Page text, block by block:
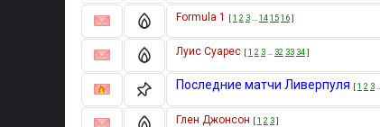
Formula 1 [1 2 3… 141516]
Луис Суарес [1 2 3… 32 33 34]
Последние матчи Ливерпуля [1 2 3…
Глен Джонсон [1 2 3]